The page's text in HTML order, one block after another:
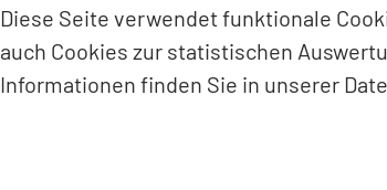
Diese Seite verwendet funktionale
auch Cookies zur statistischen
Informationen finden Sie in unserer